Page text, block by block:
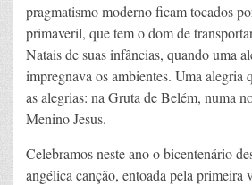
pragmatismo moderno ficam tocados
primaveril, que tem o dom de
Natais de suas infâncias, quando uma
impregnava os ambientes. Uma alegria
as alegrias: na Gruta de Belém, numa
Menino Jesus.
Celebramos neste ano o bicentenário
angélica canção, entoada pela primeira